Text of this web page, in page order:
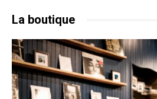
La boutique